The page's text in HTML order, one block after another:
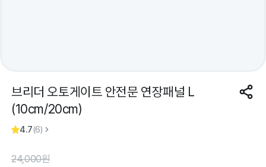
브리더 오토게이트 안전문 연장패널 L
(10cm/20cm)
4.7(6)
24,000원